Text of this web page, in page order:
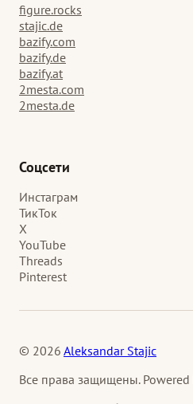
figure.rocks
stajic.de
bazify.com
bazify.de
bazify.at
2mesta.com
2mesta.de
Соцсети
Инстаграм
ТикТок
X
YouTube
Threads
Pinterest
© 2026 Aleksandar Stajic
Все права защищены. Powered